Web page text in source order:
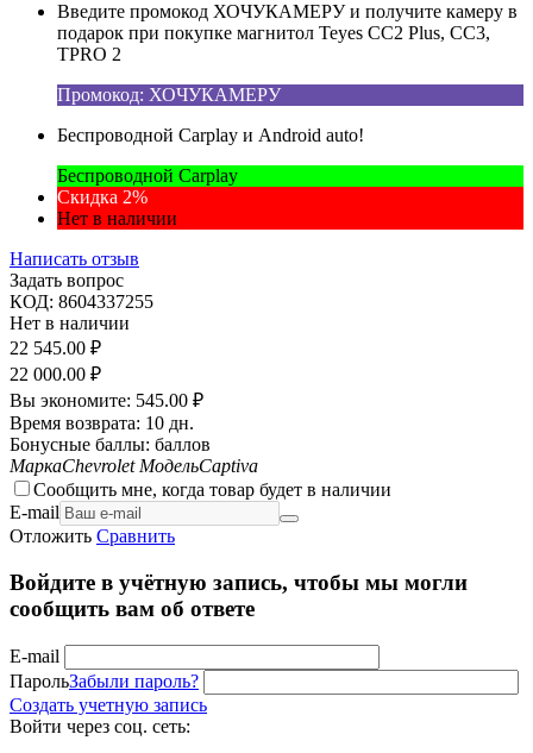
Введите промокод ХОЧУКАМЕРУ и получите камеру в
подарок при покупке магнитол Teyes CC2 Plus, CC3,
TPRO 2
Промокод: ХОЧУКАМЕРУ
Беспроводной Carplay и Android auto!
Беспроводной Carplay
Скидка 2%
Нет в наличии
Написать отзыв
Задать вопрос
КОД: 8604337255
Нет в наличии
22 545.00 ₽
22 000.00 ₽
Вы экономите: 545.00 ₽
Время возврата: 10 дн.
Бонусные баллы: баллов
МаркаChevrolet МодельCaptiva
Сообщить мне, когда товар будет в наличии
E-mail
Отложить Сравнить
Войдите в учётную запись, чтобы мы могли
сообщить вам об ответе
E-mail
ПарольЗабыли пароль?
Создать учетную запись
Войти через соц. сеть: